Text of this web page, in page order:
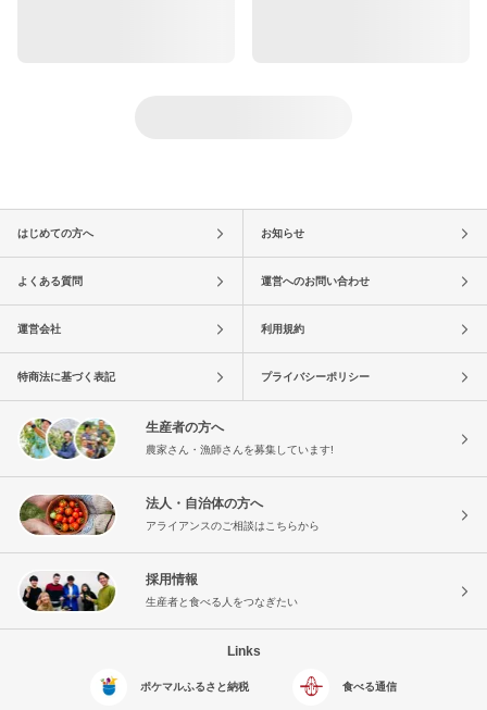
はじめての方へ お知らせ
よくある質問 運営へのお問い合わせ
運営会社 利用規約
特商法に基づく表記 プライバシーポリシー
生産者の方へ
農家さん・漁師さんを募集しています!
法人・自治体の方へ
アライアンスのご相談はこちらから
採用情報
生産者と食べる人をつなぎたい
Links
ポケマルふるさと納税 食べる通信